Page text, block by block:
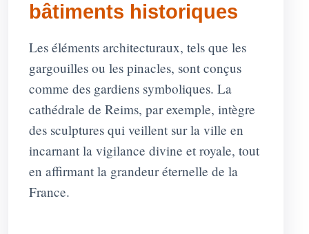
bâtiments historiques
Les éléments architecturaux, tels que les
gargouilles ou les pinacles, sont conçus
comme des gardiens symboliques. La
cathédrale de Reims, par exemple, intègre
des sculptures qui veillent sur la ville en
incarnant la vigilance divine et royale, tout
en affirmant la grandeur éternelle de la
France.